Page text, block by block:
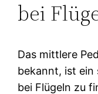
bei
Das mittlere
bekannt, ist ein
bei Flügeln zu